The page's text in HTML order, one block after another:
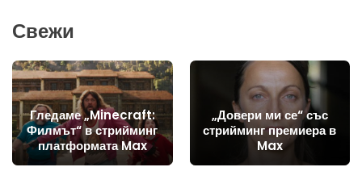
Свежи
Гледаме „Minecraft:
Филмът“ в стрийминг
платформата Max
„Довери ми се“ със
стрийминг премиера в
Max